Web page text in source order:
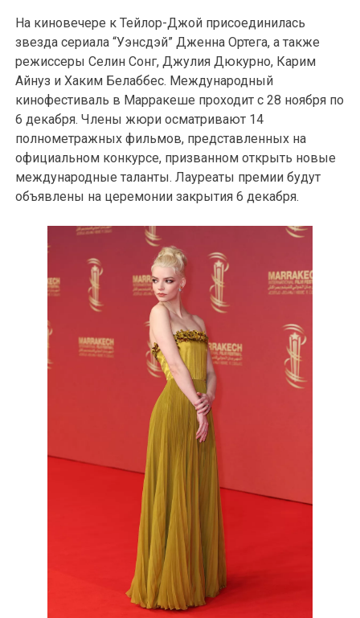
На киновечере к Тейлор-Джой присоединилась
звезда сериала “Уэнсдэй” Дженна Ортега, а также
режиссеры Селин Сонг, Джулия Дюкурно, Карим
Айнуз и Хаким Белаббес. Международный
кинофестиваль в Марракеше проходит с 28 ноября по
6 декабря. Члены жюри осматривают 14
полнометражных фильмов, представленных на
официальном конкурсе, призванном открыть новые
международные таланты. Лауреаты премии будут
объявлены на церемонии закрытия 6 декабря.